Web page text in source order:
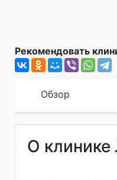
Рекомендовать
Обзор
О